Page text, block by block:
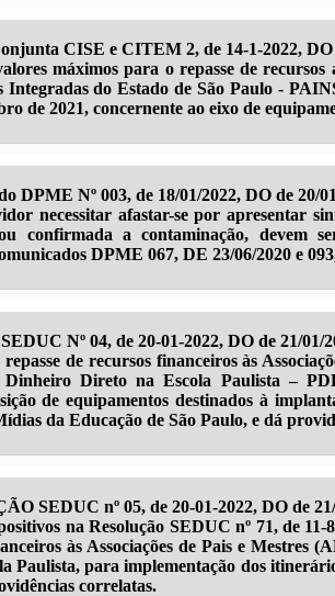
CISE e CITEM 2, de 14-1-2022, DO
máximos para o repasse de
Integradas do Estado de São Paulo -
de 2021, concernente ao eixo de
DPME Nº 003, de 18/01/2022, DO de 20/
necessitar afastar-se por apresentar
confirmada a contaminação, devem
DPME 067, DE 23/06/2020 e
Nº 04, de 20-01-2022, DO de 21/01/
de recursos financeiros às
Direto na Escola Paulista –
de equipamentos destinados à
da Educação de São Paulo, e dá
SEDUC nº 05, de 20-01-2022, DO de
na Resolução SEDUC nº 71, de 11-
às Associações de Pais e Mestres
Paulista, para implementação dos
correlatas.